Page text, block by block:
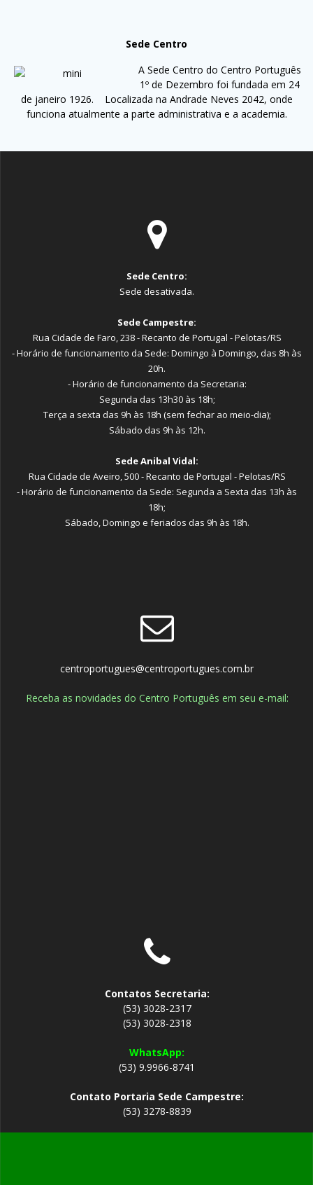
Sede Centro
A Sede Centro do Centro Português
1º de Dezembro foi fundada em 24
de janeiro 1926. Localizada na Andrade Neves 2042, onde
funciona atualmente a parte administrativa e a academia.
Sede Centro:
Sede desativada.
Sede Campestre:
Rua Cidade de Faro, 238 - Recanto de Portugal - Pelotas/RS
- Horário de funcionamento da Sede: Domingo à Domingo, das 8h às
20h.
- Horário de funcionamento da Secretaria:
Segunda das 13h30 às 18h;
Terça a sexta das 9h às 18h (sem fechar ao meio-dia);
Sábado das 9h às 12h.
Sede Anibal Vidal:
Rua Cidade de Aveiro, 500 - Recanto de Portugal - Pelotas/RS
- Horário de funcionamento da Sede: Segunda a Sexta das 13h às
18h;
Sábado, Domingo e feriados das 9h às 18h.
centroportugues@centroportugues.com.br
Receba as novidades do Centro Português em seu e-mail:
Contatos Secretaria:
(53) 3028-2317
(53) 3028-2318
WhatsApp:
(53) 9.9966-8741
Contato Portaria Sede Campestre:
(53) 3278-8839